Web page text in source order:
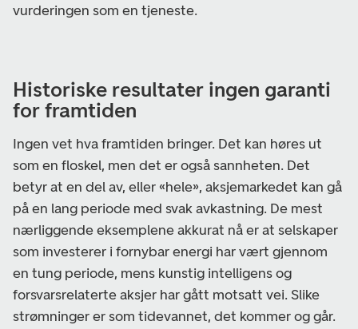
vurderingen som en tjeneste.
Historiske resultater ingen garanti
for framtiden
Ingen vet hva framtiden bringer. Det kan høres ut
som en floskel, men det er også sannheten. Det
betyr at en del av, eller «hele», aksjemarkedet kan gå
på en lang periode med svak avkastning. De mest
nærliggende eksemplene akkurat nå er at selskaper
som investerer i fornybar energi har vært gjennom
en tung periode, mens kunstig intelligens og
forsvarsrelaterte aksjer har gått motsatt vei. Slike
strømninger er som tidevannet, det kommer og går.